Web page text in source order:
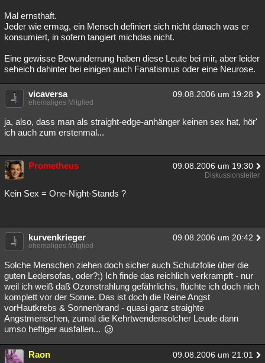
Mal ernsthaft.
Jeder wie ermag, ein Mensch definiert sich nicht danach was er
konsumiert, in sofern tangiert michdas nicht.
Eine gewisse Bewunderrung haben diese Leute bei mir, aber leider
seheich dahinter bei einigen auch Fanatismus oder eine Neurose.
vicaversa 09.08.2006 um 19:28
ehemaliges Mitglied
ja, also, dass man als straight-edge-anhänger keinen sex hat, hör'
ich auch zum erstenmal...
Prometheus 09.08.2006 um 19:30
Diskussionsleiter
Kein Sex = One-Night-Stands ?
kurvenkrieger 09.08.2006 um 20:42
ehemaliges Mitglied
Solche Menschen ziehen doch sicher auch Schutzfolie über die
guten Ledersofas, oder?;) Ich finde das reichlich verkrampft - nur
weil ich weiß daß Ozonstrahlung gefährlichis, flüchte ich doch nich
komplett vor der Sonne. Das ist doch die Reine Angst
vorHautkrebs & Sonnenbrand - quasi ganz straighte
Angstmenschen, zumal die Kehrtwendensolcher Leude dann
umso heftiger ausfallen...
Raon 09.08.2006 um 21:01